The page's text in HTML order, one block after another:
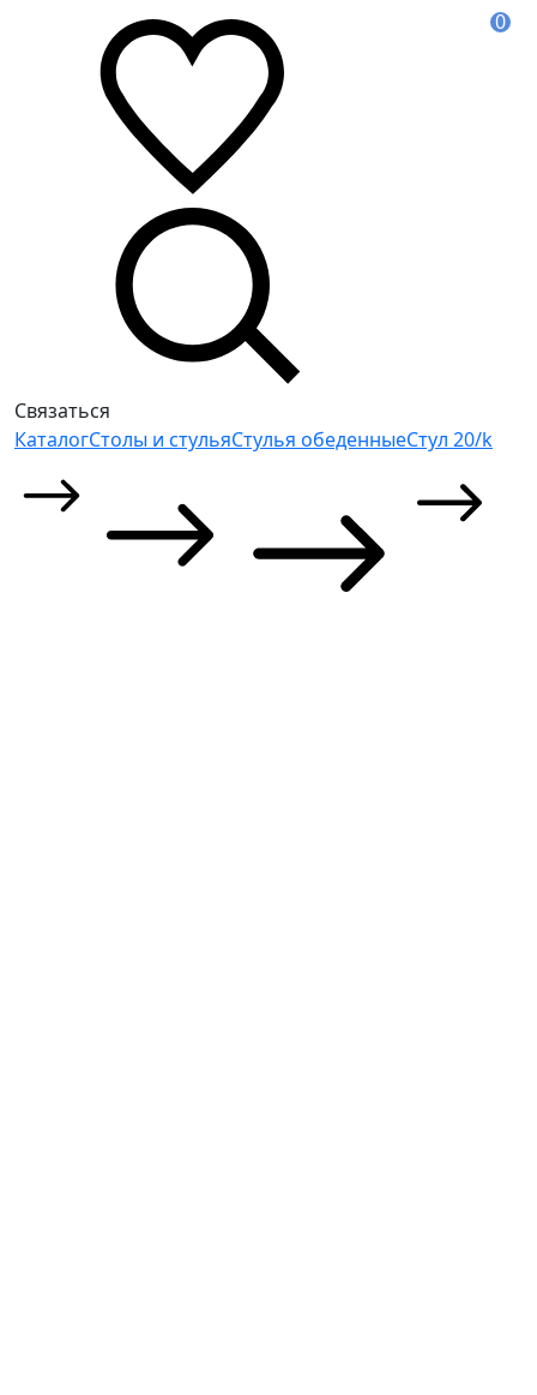
0
Связаться
КаталогСтолы и стульяСтулья обеденныеСтул 20/k